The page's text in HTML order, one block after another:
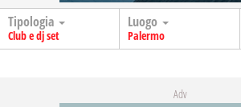
Tipologia
Club e dj set
Luogo
Palermo
Adv